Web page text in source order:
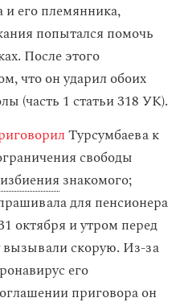
и его племянника,
попытался помочь
После этого
что он ударил обоих
(часть 1 статьи 318 УК).
Турсумбаева к
свободы
знакомого;
для пенсионера
октября и утром перед
вызывали скорую. Из-за
его
приговора он